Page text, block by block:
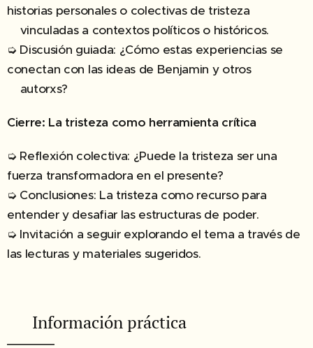
historias personales o colectivas de tristeza
vinculadas a contextos políticos o históricos.
➭ Discusión guiada: ¿Cómo estas experiencias se
conectan con las ideas de Benjamin y otros
autorxs?
Cierre: La tristeza como herramienta crítica
➭ Reflexión colectiva: ¿Puede la tristeza ser una
fuerza transformadora en el presente?
➭ Conclusiones: La tristeza como recurso para
entender y desafiar las estructuras de poder.
➭ Invitación a seguir explorando el tema a través de
las lecturas y materiales sugeridos.
✔︎ Información práctica